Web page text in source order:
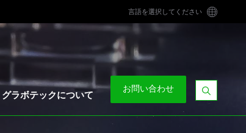
言語を選択してください
グラボテックについて
お問い合わせ
検
索